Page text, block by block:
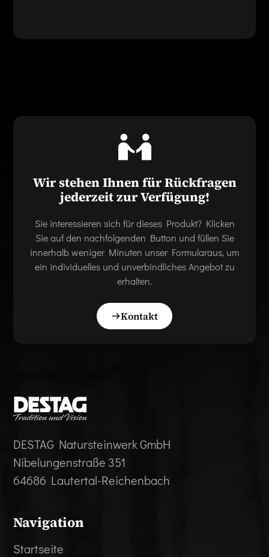
Wir stehen Ihnen für Rückfragen
jederzeit zur Verfügung!
Sie interessieren sich für dieses Produkt? Klicken
Sie auf den nachfolgenden Button und füllen Sie
innerhalb weniger Minuten unser Formularaus, um
ein individuelles und unverbindliches Angebot zu
erhalten.
Kontakt
DESTAG Natursteinwerk GmbH
Nibelungenstraße 351
64686 Lautertal-Reichenbach
Navigation
Startseite